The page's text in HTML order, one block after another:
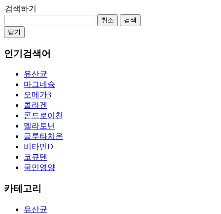
검색하기
취소
검색
닫기
인기검색어
유산균
마그네슘
오메가3
콜라겐
콘드로이친
멜라토닌
글루타치온
비타민D
코큐텐
국민영양
카테고리
유산균